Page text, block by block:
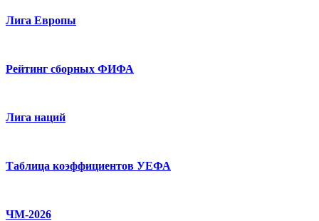
Лига Европы
Рейтинг сборных ФИФА
Лига наций
Таблица коэффициентов УЕФА
ЧМ-2026